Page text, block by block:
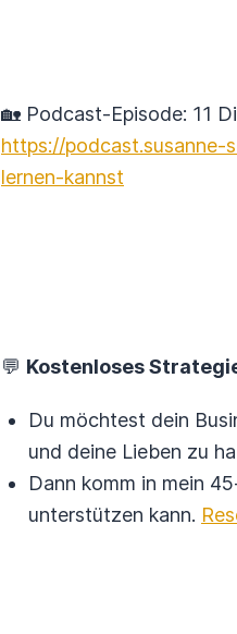
🏡 Podcast-Episode: 11
https://podcast.susanne-
lernen-kannst
💬 Kostenloses
Du möchtest dein
und deine Lieben zu
Dann komm in mein
unterstützen kann.